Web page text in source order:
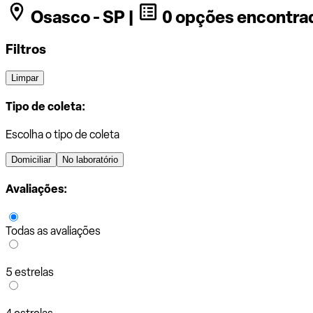
Osasco - SP | 0 opções
Filtros
Limpar
Tipo de coleta:
Escolha o tipo de coleta
Domiciliar No laboratório
Avaliações:
Todas as avaliações
5 estrelas